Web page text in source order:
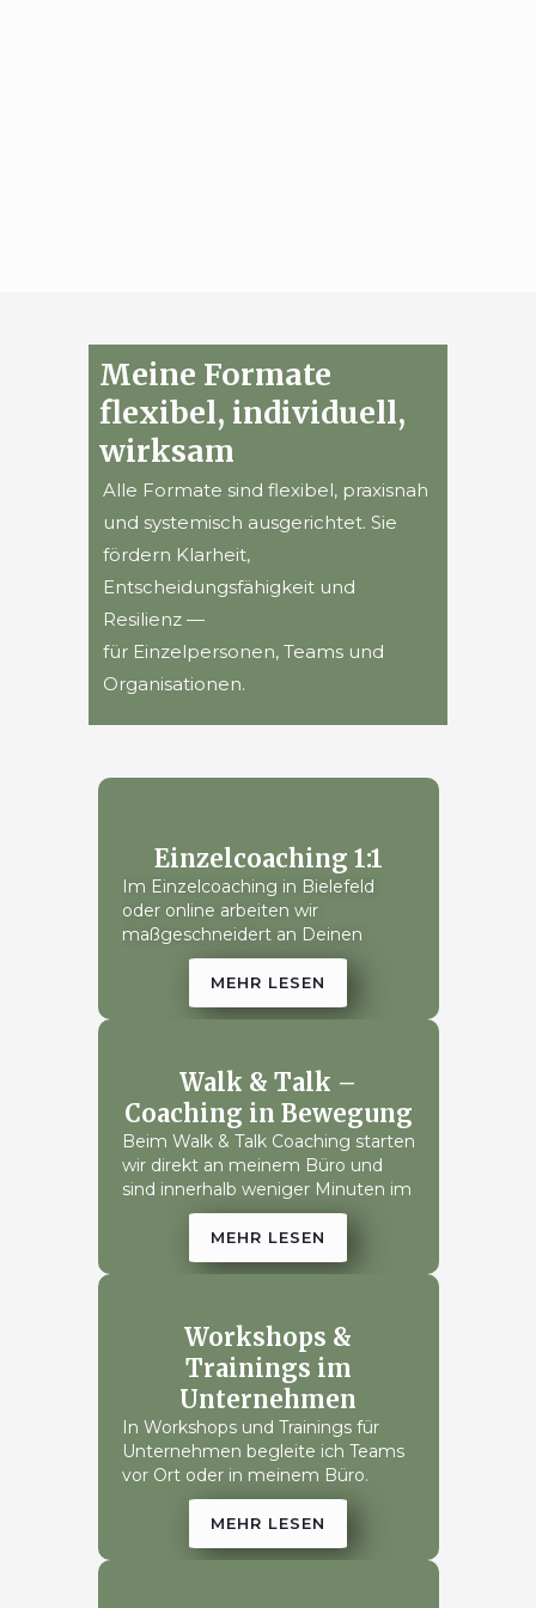
Meine Formate
flexibel, individuell,
wirksam
Alle Formate sind flexibel, praxisnah
und systemisch ausgerichtet. Sie
fördern Klarheit,
Entscheidungsfähigkeit und
Resilienz —
für Einzelpersonen, Teams und
Organisationen.
Einzelcoaching 1:1
Im Einzelcoaching in Bielefeld
oder online arbeiten wir
maßgeschneidert an Deinen
Themen, Zielen und
Veränderungsprozessen. Du
bekommst einen geschützten
innere Ressourcen zu aktivieren.
Die Dauer und Häufigkeit der
Sitzungen passen wir flexibel an
Deine Bedürfnisse an.
MEHR LESEN
Walk & Talk –
Coaching in Bewegung
Beim Walk & Talk Coaching starten
wir direkt an meinem Büro und
sind innerhalb weniger Minuten im
Grünen, sodass wir flexibel auf
Wetter und Umgebung reagieren
können. Die Kombination aus
Lösungen und neue Perspektiven,
während wir Deine Themen direkt
in der Natur reflektieren.
MEHR LESEN
Workshops &
Trainings im
Unternehmen
In Workshops und Trainings für
Unternehmen begleite ich Teams
vor Ort oder in meinem Büro.
Gemeinsam entwickeln wir
praxisnahe Strategien, stärken
Zusammenarbeit,
MEHR LESEN